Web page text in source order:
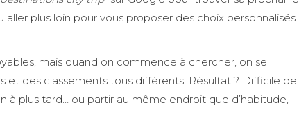
aller plus loin pour vous proposer des choix personnalisés
mais quand on commence à chercher, on se
des classements tous différents. Résultat ? Difficile de
plus tard… ou partir au même endroit que d’habitude,